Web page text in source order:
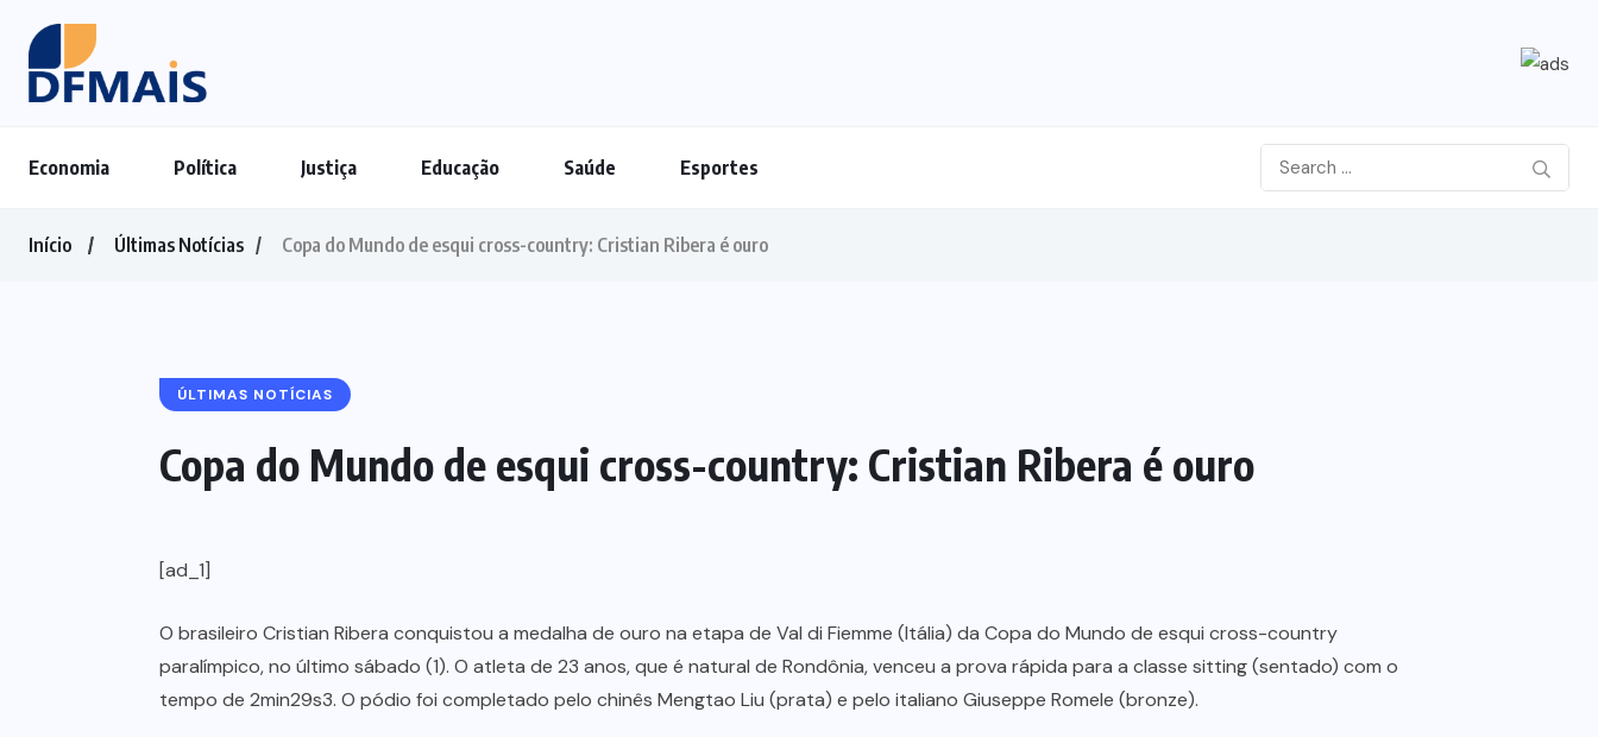
Economia Política Justiça Educação Saúde Esportes
Início Últimas Notícias Copa do Mundo de esqui cross-country: Cristian Ribera é ouro
ÚLTIMAS NOTÍCIAS
Copa do Mundo de esqui cross-country: Cristian Ribera é ouro
[ad_1]
O brasileiro Cristian Ribera conquistou a medalha de ouro na etapa de Val di Fiemme (Itália) da Copa do Mundo de esqui cross-country
paralímpico, no último sábado (1). O atleta de 23 anos, que é natural de Rondônia, venceu a prova rápida para a classe sitting (sentado) com o
tempo de 2min29s3. O pódio foi completado pelo chinês Mengtao Liu (prata) e pelo italiano Giuseppe Romele (bronze).